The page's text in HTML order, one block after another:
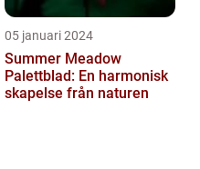
05 januari 2024
Summer Meadow
Palettblad: En harmonisk
skapelse från naturen